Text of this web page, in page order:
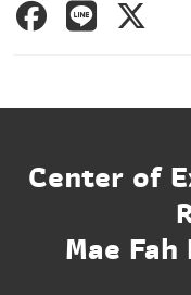
Center of
Mae